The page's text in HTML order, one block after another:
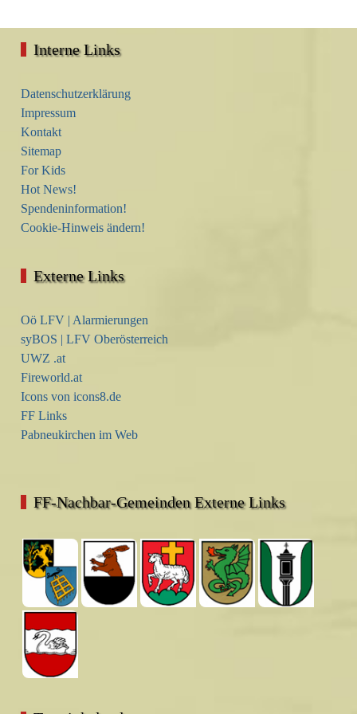
Interne Links
Datenschutzerklärung
Impressum
Kontakt
Sitemap
For Kids
Hot News!
Spendeninformation!
Cookie-Hinweis ändern!
Externe Links
Oö LFV | Alarmierungen
syBOS | LFV Oberösterreich
UWZ .at
Fireworld.at
Icons von icons8.de
FF Links
Pabneukirchen im Web
FF-Nachbar-Gemeinden Externe Links